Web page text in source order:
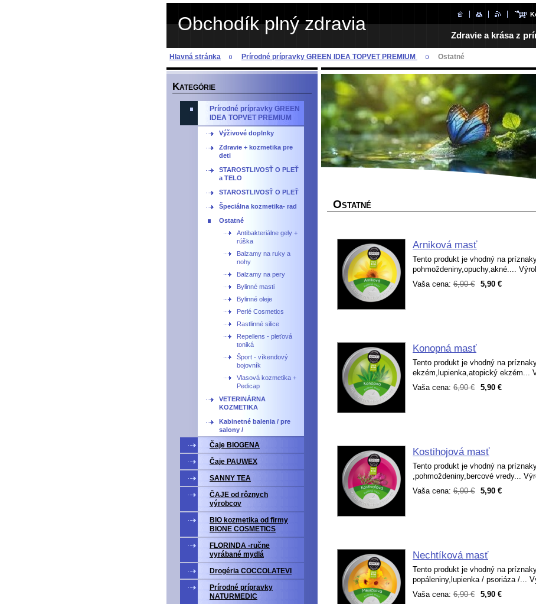
Obchodík plný zdravia
Zdravie a krása z
Hlavná stránka Prírodné prípravky GREEN IDEA TOPVET PREMIUM Ostatné
OSTATNÉ
Arniková masť
Tento produkt je vhodný na
pohmoždeniny,opuchy,akné....
Vaša cena: 6,90 € 5,90 €
Konopná masť
Tento produkt je vhodný na
ekzém,lupienka,atopický ekzém...
Vaša cena: 6,90 € 5,90 €
Kostihojová masť
Tento produkt je vhodný na
,pohmoždeniny,bercové vredy...
Vaša cena: 6,90 € 5,90 €
Nechtíková masť
Tento produkt je vhodný na
popáleniny,lupienka / psoriáza /...
Vaša cena: 6,90 € 5,90 €
KATEGÓRIE
Prírodné prípravky GREEN
IDEA TOPVET PREMIUM
Výživové doplnky
Zdravie + kozmetika pre
deti
STAROSTLIVOSŤ O PLEŤ
a TELO
STAROSTLIVOSŤ O PLEŤ
Špeciálna kozmetika- rad
Ostatné
Antibakteriálne gely +
rúška
Balzamy na ruky a
nohy
Balzamy na pery
Bylinné masti
Bylinné oleje
Perlé Cosmetics
Rastlinné silice
Repellens - pleťová
toniká
Šport - víkendový
bojovník
Vlasová kozmetika +
Pedicap
VETERINÁRNA
KOZMETIKA
Kabinetné balenia / pre
salony /
Čaje BIOGENA
Čaje PAUWEX
SANNY TEA
ČAJE od rôznych
výrobcov
BIO kozmetika od firmy
BIONE COSMETICS
FLORINDA -ručne
vyrábané mydlá
Drogéria COCCOLATEVI
Prírodné prípravky
NATURMEDIC